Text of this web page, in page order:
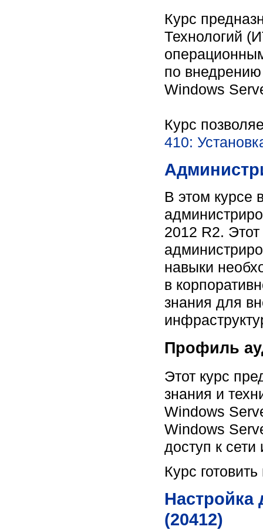
Курс
Технологий
по
Windows
Курс
410:
В этом курсе
2012 R2.
навыки
в
знания для
Профиль
Этот курс
знания и
Windows
Windows
доступ к
Курс
Настройка
(20412)